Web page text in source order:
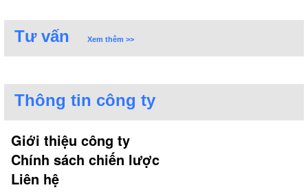
Tư vấn Xem thêm >>
Thông tin công ty
Giới thiệu công ty
Chính sách chiến lược
Liên hệ